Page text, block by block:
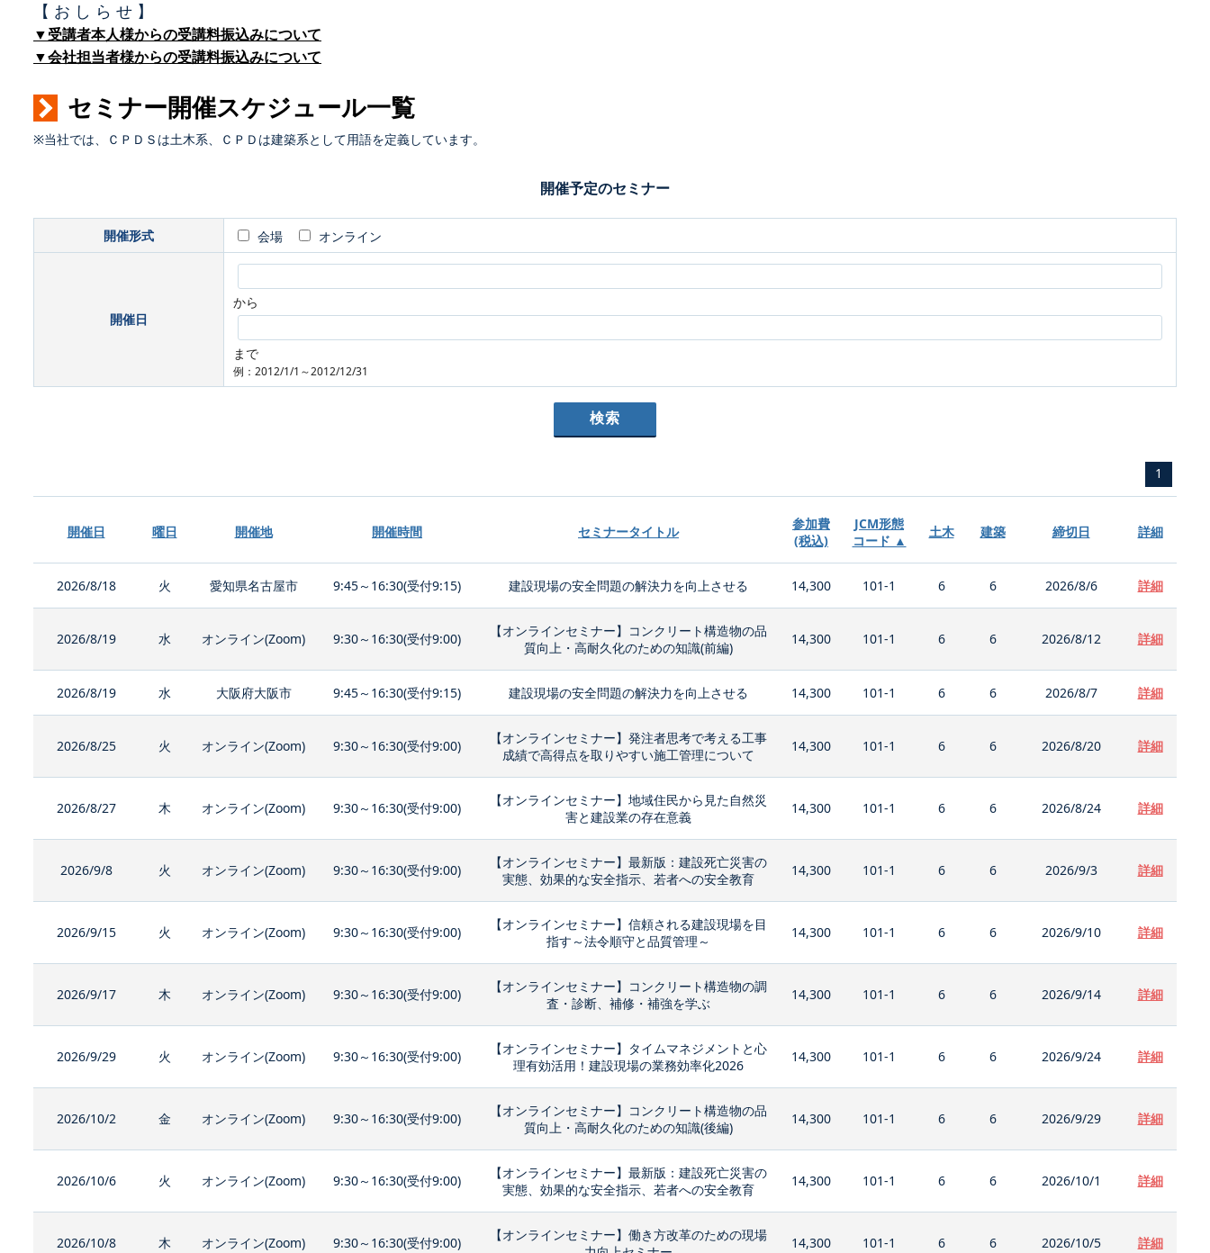
【 お し ら せ 】
▼受講者本人様からの受講料振込みについて
▼会社担当者様からの受講料振込みについて
セミナー開催スケジュール一覧
※当社では、ＣＰＤＳは土木系、ＣＰＤは建築系として用語を定義しています。
開催予定のセミナー
開催形式 会場 オンライン
開催日
から
まで
例：2012/1/1～2012/12/31
1
開催日 曜日 開催地 開催時間 セミナータイトル
参加費
(税込)
JCM形態
コード ▲
土木 建築 締切日 詳細
2026/8/18 火 愛知県名古屋市 9:45～16:30(受付9:15) 建設現場の安全問題の解決力を向上させる 14,300 101-1 6 6 2026/8/6 詳細
2026/8/19 水 オンライン(Zoom) 9:30～16:30(受付9:00)
【オンラインセミナー】コンクリート構造物の品
質向上・高耐久化のための知識(前編)
14,300 101-1 6 6 2026/8/12 詳細
2026/8/19 水 大阪府大阪市 9:45～16:30(受付9:15) 建設現場の安全問題の解決力を向上させる 14,300 101-1 6 6 2026/8/7 詳細
2026/8/25 火 オンライン(Zoom) 9:30～16:30(受付9:00)
【オンラインセミナー】発注者思考で考える工事
成績で高得点を取りやすい施工管理について
14,300 101-1 6 6 2026/8/20 詳細
2026/8/27 木 オンライン(Zoom) 9:30～16:30(受付9:00)
【オンラインセミナー】地域住民から見た自然災
害と建設業の存在意義
14,300 101-1 6 6 2026/8/24 詳細
2026/9/8 火 オンライン(Zoom) 9:30～16:30(受付9:00)
【オンラインセミナー】最新版：建設死亡災害の
実態、効果的な安全指示、若者への安全教育
14,300 101-1 6 6 2026/9/3 詳細
2026/9/15 火 オンライン(Zoom) 9:30～16:30(受付9:00)
【オンラインセミナー】信頼される建設現場を目
指す～法令順守と品質管理～
14,300 101-1 6 6 2026/9/10 詳細
2026/9/17 木 オンライン(Zoom) 9:30～16:30(受付9:00)
【オンラインセミナー】コンクリート構造物の調
査・診断、補修・補強を学ぶ
14,300 101-1 6 6 2026/9/14 詳細
2026/9/29 火 オンライン(Zoom) 9:30～16:30(受付9:00)
【オンラインセミナー】タイムマネジメントと心
理有効活用！建設現場の業務効率化2026
14,300 101-1 6 6 2026/9/24 詳細
2026/10/2 金 オンライン(Zoom) 9:30～16:30(受付9:00)
【オンラインセミナー】コンクリート構造物の品
質向上・高耐久化のための知識(後編)
14,300 101-1 6 6 2026/9/29 詳細
2026/10/6 火 オンライン(Zoom) 9:30～16:30(受付9:00)
【オンラインセミナー】最新版：建設死亡災害の
実態、効果的な安全指示、若者への安全教育
14,300 101-1 6 6 2026/10/1 詳細
2026/10/8 木 オンライン(Zoom) 9:30～16:30(受付9:00)
【オンラインセミナー】働き方改革のための現場
14,300 101-1 6 6 2026/10/5 詳細